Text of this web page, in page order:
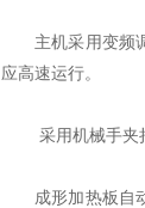
主机采用变频
应高速运行。
采用机械手夹
成形加热板自